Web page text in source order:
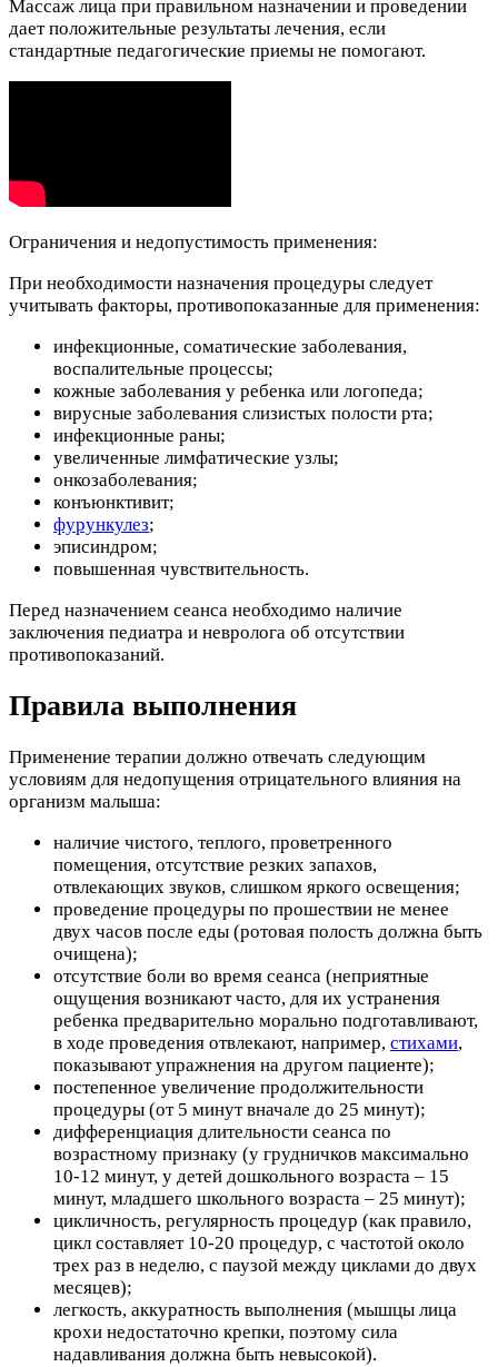
Массаж лица при правильном назначении и проведении
дает положительные результаты лечения, если
стандартные педагогические приемы не помогают.
Ограничения и недопустимость применения:
При необходимости назначения процедуры следует
учитывать факторы, противопоказанные для применения:
инфекционные, соматические заболевания,
воспалительные процессы;
кожные заболевания у ребенка или логопеда;
вирусные заболевания слизистых полости рта;
инфекционные раны;
увеличенные лимфатические узлы;
онкозаболевания;
конъюнктивит;
фурункулез;
эписиндром;
повышенная чувствительность.
Перед назначением сеанса необходимо наличие
заключения педиатра и невролога об отсутствии
противопоказаний.
Правила выполнения
Применение терапии должно отвечать следующим
условиям для недопущения отрицательного влияния на
организм малыша:
наличие чистого, теплого, проветренного
помещения, отсутствие резких запахов,
отвлекающих звуков, слишком яркого освещения;
проведение процедуры по прошествии не менее
двух часов после еды (ротовая полость должна быть
очищена);
отсутствие боли во время сеанса (неприятные
ощущения возникают часто, для их устранения
ребенка предварительно морально подготавливают,
в ходе проведения отвлекают, например, стихами,
показывают упражнения на другом пациенте);
постепенное увеличение продолжительности
процедуры (от 5 минут вначале до 25 минут);
дифференциация длительности сеанса по
возрастному признаку (у грудничков максимально
10-12 минут, у детей дошкольного возраста – 15
минут, младшего школьного возраста – 25 минут);
цикличность, регулярность процедур (как правило,
цикл составляет 10-20 процедур, с частотой около
трех раз в неделю, с паузой между циклами до двух
месяцев);
легкость, аккуратность выполнения (мышцы лица
крохи недостаточно крепки, поэтому сила
надавливания должна быть невысокой).